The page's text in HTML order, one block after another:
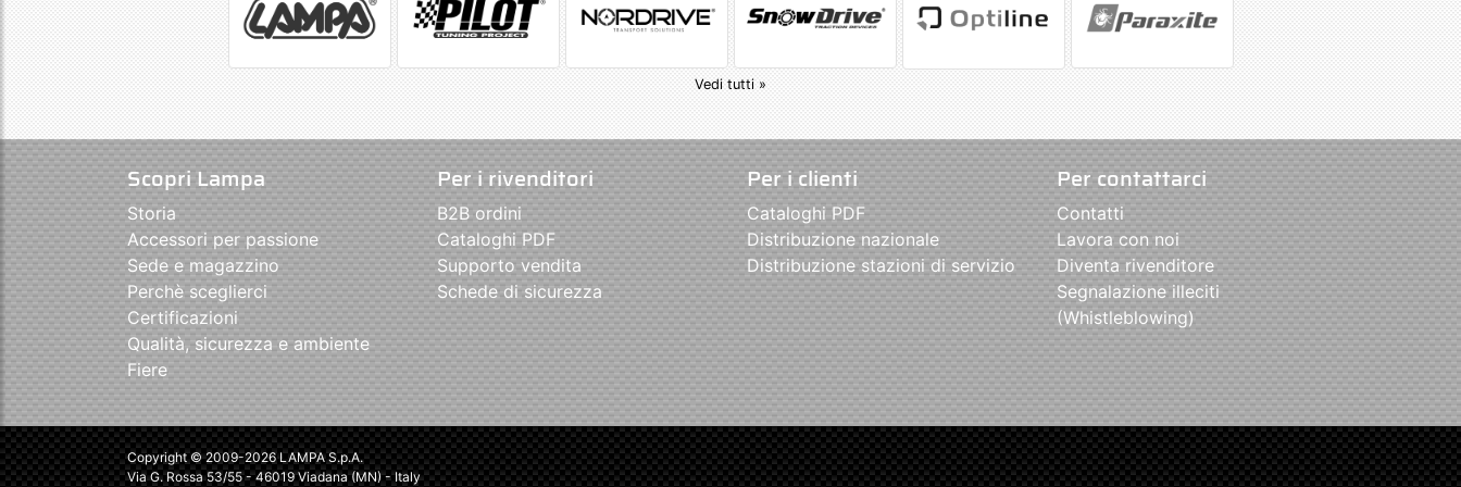
Vedi tutti »
Scopri Lampa
Storia
Accessori per passione
Sede e magazzino
Perchè sceglierci
Certificazioni
Qualità, sicurezza e ambiente
Fiere
Per i rivenditori
B2B ordini
Cataloghi PDF
Supporto vendita
Schede di sicurezza
Per i clienti
Cataloghi PDF
Distribuzione nazionale
Distribuzione stazioni di servizio
Per contattarci
Contatti
Lavora con noi
Diventa rivenditore
Segnalazione illeciti
(Whistleblowing)
Copyright © 2009-2026 LAMPA S.p.A.
Via G. Rossa 53/55 - 46019 Viadana (MN) - Italy